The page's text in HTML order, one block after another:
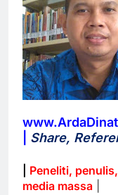
Share,
Peneliti,
media massa